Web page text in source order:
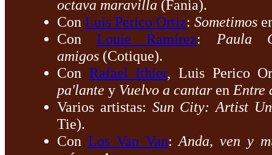
octava maravilla (Fania).
Con Luis Perico Ortiz: Sometimos
ConLouie Ramírez: Paula
amigos (Cotique).
Con Rafael Ithier, Luis Perico
pa'lante y Vuelvo a cantaren Entre
Varios artistas: Sun City: Artist
Tie).
Con Los Van Van:Anda, ven y